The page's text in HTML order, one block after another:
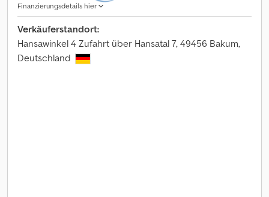
Finanzierungsdetails hier
Verkäuferstandort:
Hansawinkel 4 Zufahrt über Hansatal 7, 49456 Bakum,
Deutschland